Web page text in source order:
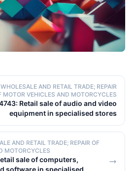
AND RETAIL TRADE; REPAIR
MOTOR VEHICLES AND MOTORCYCLES
Retail sale of audio and video
equipment in specialised stores
AND RETAIL TRADE; REPAIR OF
MOTORCYCLES
sale of computers,
software in specialised